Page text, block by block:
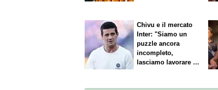
Chivu e il mercato
Inter: "Siamo un
puzzle ancora
incompleto,
lasciamo lavorare i